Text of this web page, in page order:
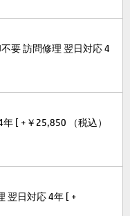
不要 訪問修理 翌日対応 4
[ +￥25,850 （税込）
翌日対応 4年 [ +